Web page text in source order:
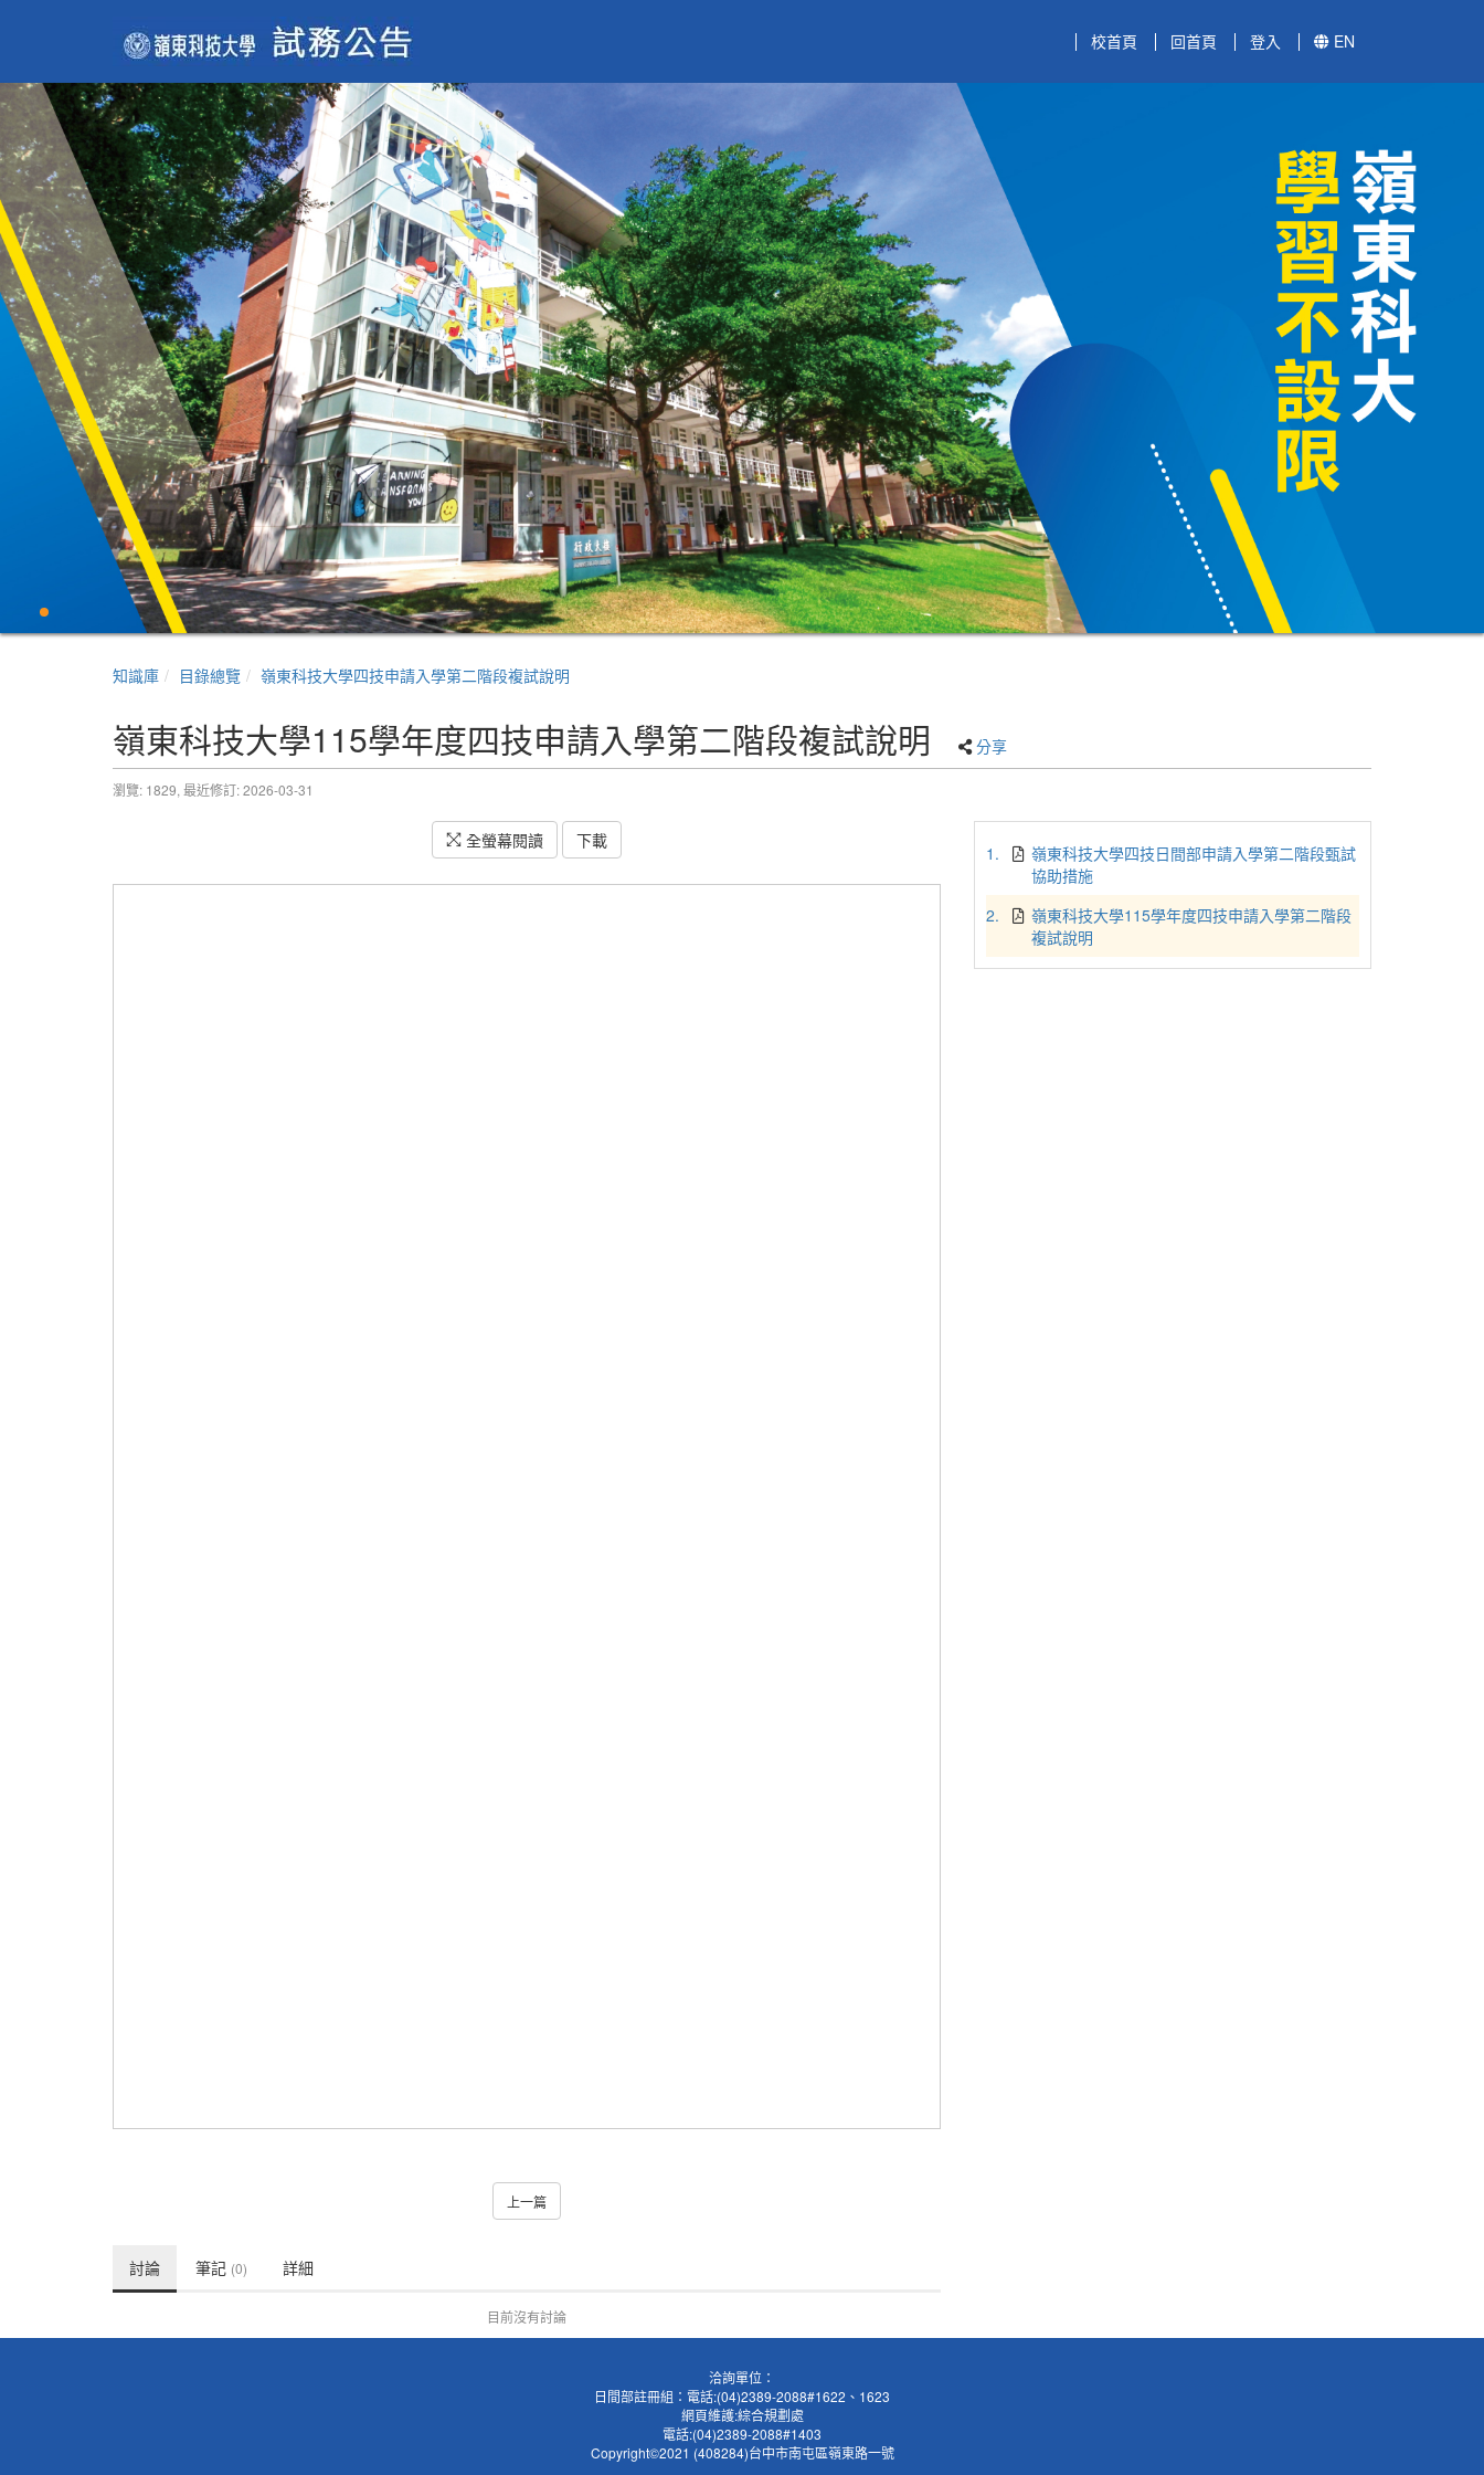
校首頁 回首頁 登入 EN
知識庫 目錄總覽 嶺東科技大學四技申請入學第二階段複試說明
嶺東科技大學115學年度四技申請入學第二階段複試說明 分享
瀏覽: 1829, 最近修訂: 2026-03-31
全螢幕閱讀 下載
上一篇
討論 筆記 (0) 詳細
目前沒有討論
1.
嶺東科技大學四技日間部申請入學第二階段甄試
協助措施
2.
嶺東科技大學115學年度四技申請入學第二階段
複試說明
洽詢單位：
日間部註冊組：電話:(04)2389-2088#1622、1623
網頁維護:綜合規劃處
電話:(04)2389-2088#1403
Copyright©2021 (408284)台中市南屯區嶺東路一號